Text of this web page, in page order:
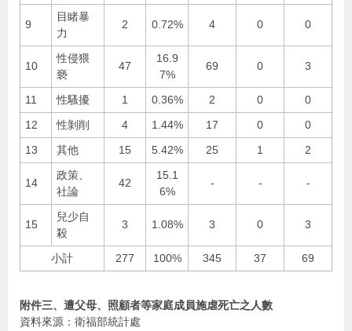
9
目睹暴
力
2 0.72% 4 0 0
10
性侵猥
褻
47
16.9
7%
69 0 3
11 性騷擾 1 0.36% 2 0
0
12
性剝削 4 1.44% 17 0
0
13
其他 15 5.42% 25 1 2
14
政策、
社論
42
15.1
6%
- - -
15
兒少自
殺
3 1.08% 3 0 3
小計 277 100% 345 37 69
附件三、遭父母、照顧者等家庭成員施虐死亡之人數
資料來源：衛福部統計處